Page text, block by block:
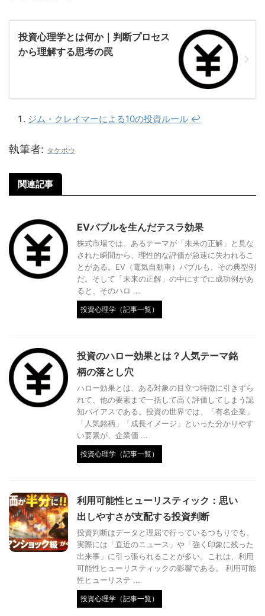
投資心理学とは何か｜判断プロセス
から理解する思考の罠
ジム・クレイマーによる10の投資ルール ↩︎
執筆者: タケボウ
関連記事
EVバブルを生んだテスラ効果
株式市場では、あるテーマが「未来の正解」と見な
された瞬間から、理性的な評価が急速に失われるこ
とがある。EV（電気自動車）バブルも、その典型例
だ。そして「未来の正解」の中にすでに成功例があ
ると、そのハロ ...
投資心理学（記事一覧）
投資のハロー効果とは？人気テーマ銘
柄の落とし穴
ハロー効果とは、ある対象の目立つ特徴に引きずら
れて、他の要素まで一括して高く評価してしまう認
知バイアスである。投資の世界では、「有名企業」
「人気銘柄」「成長イメージ」といった分かりやす
い要素が、企業価 ...
投資心理学（記事一覧）
利用可能性ヒューリスティック：思い
出しやすさが支配する投資判断
投資判断はデータと理屈で行っているつもりでも、
実際には「直近のニュース」や「強く印象に残った
出来事」に引っ張られることが多い。これは、利用
可能性ヒューリスティックの影響である。 利用可能
性ヒューリステ ...
投資心理学（記事一覧）